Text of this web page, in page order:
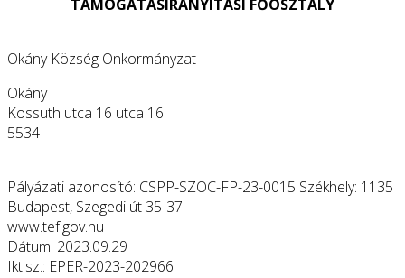
TÁMOGATÁSIRÁNYÍTÁSI FŐOSZTÁLY
Okány Község Önkormányzat
Okány
Kossuth utca 16 utca 16
5534
Pályázati azonosító: CSPP-SZOC-FP-23-0015 Székhely: 1135
Budapest, Szegedi út 35-37.
www.tef.gov.hu
Dátum: 2023.09.29
Ikt.sz.: EPER-2023-202966